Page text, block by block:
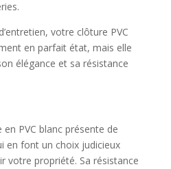
votre clôture PVC
en parfait état, mais elle
élégance et sa résistance
PVC blanc présente de
en font un choix judicieux
votre propriété. Sa résistance